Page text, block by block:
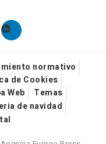
normativo
de Cookies
Web
Temas
de navidad